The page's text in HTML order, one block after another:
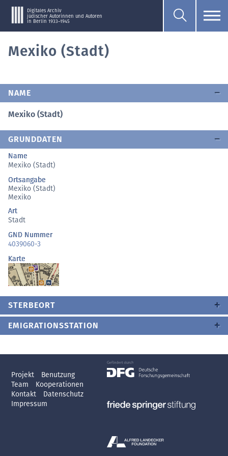
Digitales Archiv
jüdischer Autorinnen und Autoren
in Berlin 1933–1945
Mexiko (Stadt)
NAME
Mexiko (Stadt)
GRUNDDATEN
Name
Mexiko (Stadt)
Ortsangabe
Mexiko (Stadt)
Mexiko
Art
Stadt
GND Nummer
4039060-3
Karte
STERBEORT
EMIGRATIONSSTATION
Projekt
Benutzung
Team
Kooperationen
Kontakt
Datenschutz
Impressum